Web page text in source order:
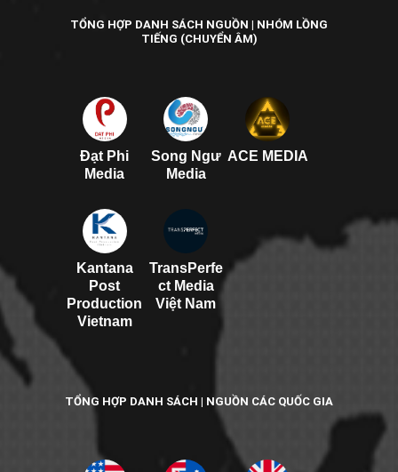
TỔNG HỢP DANH SÁCH NGUỒN | NHÓM LỒNG
TIẾNG (CHUYỂN ÂM)
Đạt Phi
Media
Song Ngư
Media
ACE MEDIA
Kantana
Post
Production
Vietnam
TransPerfe
ct Media
Việt Nam
TỔNG HỢP DANH SÁCH | NGUỒN CÁC QUỐC GIA